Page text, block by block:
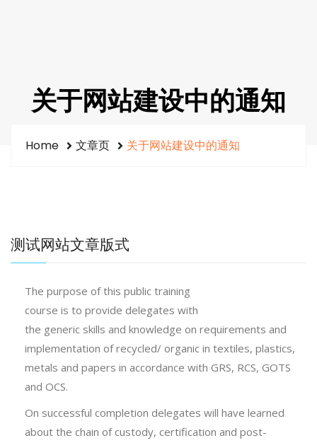
关于网站建设中的通知
Home 文章页 关于网站建设中的通知
测试网站文章版式
The purpose of this public training
course is to provide delegates with
the generic skills and knowledge on requirements and
implementation of recycled/ organic in textiles, plastics,
metals and papers in accordance with GRS, RCS, GOTS
and OCS.
On successful completion delegates will have learned
about the chain of custody, certification and post-